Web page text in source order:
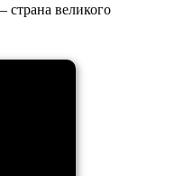
страна великого